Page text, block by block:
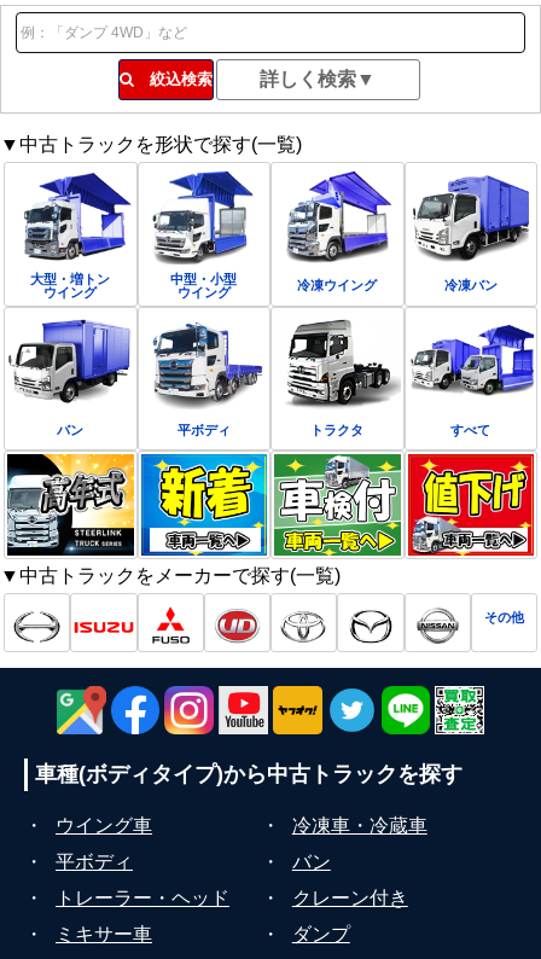
絞込検索
▼中古トラックを形状で探す(一覧)
大型・増トン
ウイング
中型・小型
ウイング
冷凍ウイング 冷凍バン
バン 平ボディ トラクタ すべて
▼中古トラックをメーカーで探す(一覧)
その他
車種(ボディタイプ)から中古トラックを探す
・ ウイング車 ・
冷凍車・冷蔵車
・
平ボディ ・
バン
・
トレーラー・ヘッド ・
クレーン付き
・
ミキサー車 ・
ダンプ